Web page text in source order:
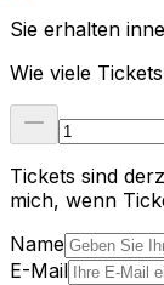
Sie erhalten
Wie viele
Tickets sind
mich, wenn
Name
E-Mail